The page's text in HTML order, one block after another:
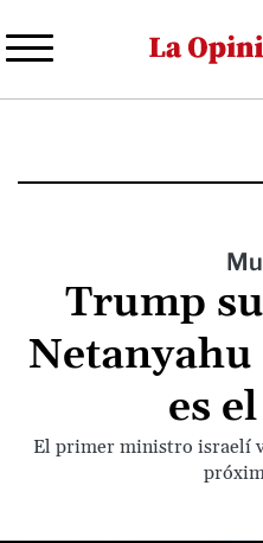
Trump
Netanyahu
es
El primer ministro israelí